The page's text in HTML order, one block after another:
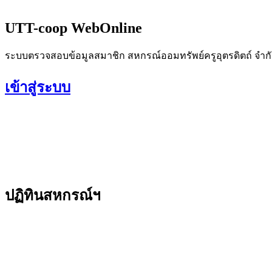
UTT-coop WebOnline
ระบบตรวจสอบข้อมูลสมาชิก สหกรณ์ออมทรัพย์ครูอุตรดิตถ์ จำ
เข้าสู่ระบบ
ปฏิทินสหกรณ์ฯ